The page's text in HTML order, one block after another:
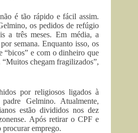
é tão rápido e fácil assim.
os pedidos de refúgio
a três meses. Em média, a
semana. Enquanto isso, os
“bicos” e com o dinheiro que
chegam fragilizados”,
por religiosos ligados à
Gelmino. Atualmente,
estão divididos nos dez
Após retirar o CPF e
procurar emprego.